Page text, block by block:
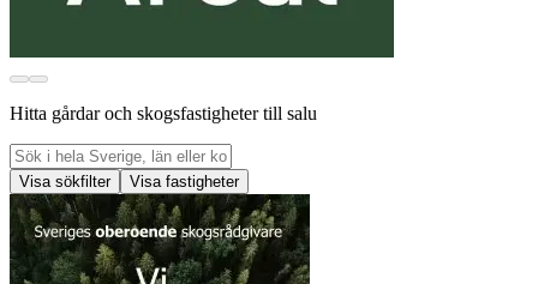
Hitta gårdar och skogsfastigheter till salu
Visa sökfilter Visa fastigheter